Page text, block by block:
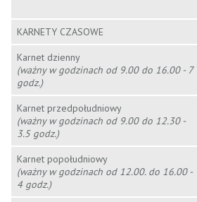
KARNETY CZASOWE
Karnet dzienny
(ważny w godzinach od 9.00 do 16.00 - 7
godz.)
Karnet przedpołudniowy
(ważny w godzinach od 9.00 do 12.30 -
3.5 godz.)
Karnet popołudniowy
(ważny w godzinach od 12.00. do 16.00 -
4 godz.)